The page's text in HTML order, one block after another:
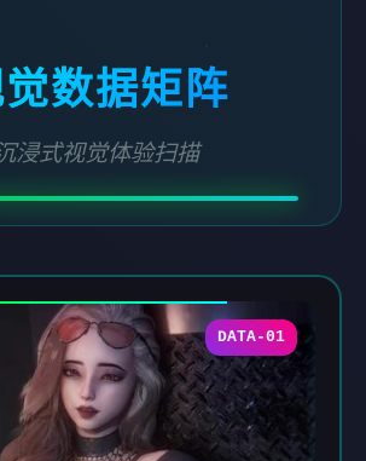
数据矩阵
浸式视觉体验扫描
DATA-01